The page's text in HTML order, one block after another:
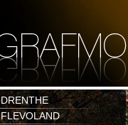
DRENTHE
FLEVOLAND